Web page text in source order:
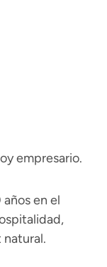
empresario.
en el